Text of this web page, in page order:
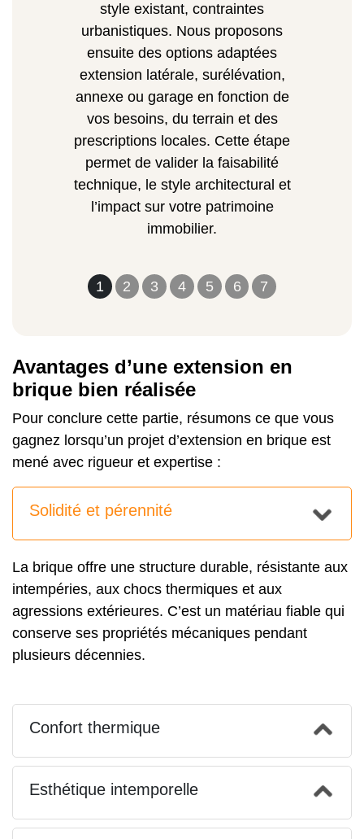
1 2 3 4 5 6 7
style existant, contraintes
urbanistiques. Nous proposons
ensuite des options adaptées
extension latérale, surélévation,
annexe ou garage en fonction de
vos besoins, du terrain et des
prescriptions locales. Cette étape
permet de valider la faisabilité
technique, le style architectural et
l’impact sur votre patrimoine
immobilier.
Avantages d’une extension en
brique bien réalisée
Pour conclure cette partie, résumons ce que vous
gagnez lorsqu’un projet d’extension en brique est
mené avec rigueur et expertise :
Solidité et pérennité
La brique offre une structure durable, résistante aux
intempéries, aux chocs thermiques et aux
agressions extérieures. C’est un matériau fiable qui
conserve ses propriétés mécaniques pendant
plusieurs décennies.
Confort thermique
Esthétique intemporelle